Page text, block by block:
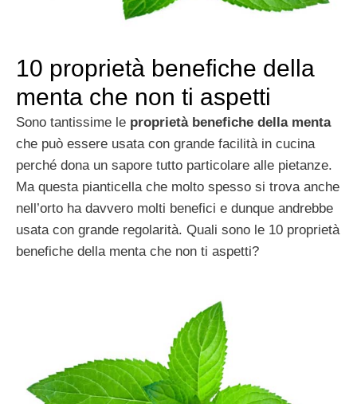
10 proprietà benefiche della
menta che non ti aspetti
Sono tantissime le proprietà benefiche della menta
che può essere usata con grande facilità in cucina
perché dona un sapore tutto particolare alle pietanze.
Ma questa pianticella che molto spesso si trova anche
nell’orto ha davvero molti benefici e dunque andrebbe
usata con grande regolarità. Quali sono le 10 proprietà
benefiche della menta che non ti aspetti?